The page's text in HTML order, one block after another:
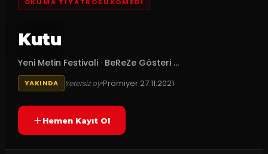
Kutu
Yeni Metin Festivali · BeReZe Gösteri ...
YAKINDA Yetersiz oyPrömiyer 27.11.2021
Hemen Kayıt Ol